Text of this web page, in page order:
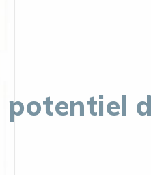
potentiel
votre business,
expérience de vos